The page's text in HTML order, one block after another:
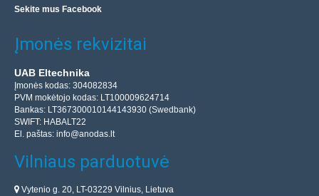
Sekite mus Facebook
Įmonės rekvizitai
UAB Eltechnika
Įmonės kodas: 304082834
PVM mokėtojo kodas: LT100009624714
Bankas: LT367300010144143930 (Swedbank)
SWIFT: HABALT22
El. paštas: info@anodas.lt
Vilniaus parduotuvė
Vytenio g. 20, LT-03229 Vilnius, Lietuva